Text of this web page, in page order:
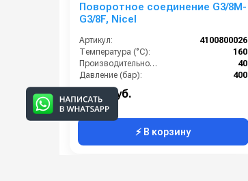
Поворотное соединение G3/8M-
G3/8F, Nicel
Артикул:
4100800026
Температура (°C):
160
Производительность (л/мин):
40
Давление (бар):
400
Материал:
2 000 руб.
⚡ В корзину